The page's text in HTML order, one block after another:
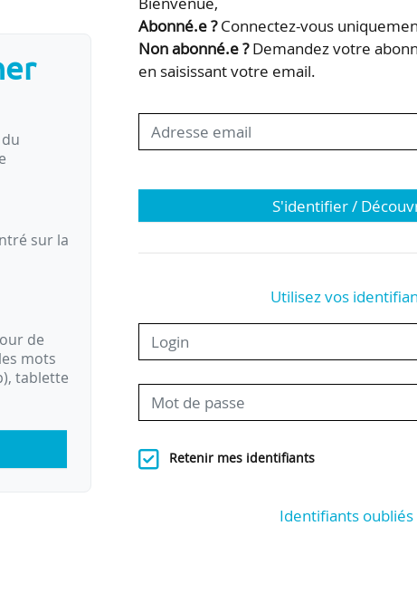
avec l’Irstea pour donner l’Inrae au
sur la
de
mots
tablette
Abonné.e ?Connectez-vous
Non abonné.e ?Demandez votre
en saisissant votre email.
S'identifier /
Utilisez vos
Retenir mes identifiants
Identifiants oubliés